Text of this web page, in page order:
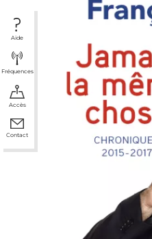
Aide
Fréquences
Accès
Contact